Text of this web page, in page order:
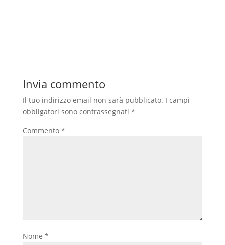
Invia commento
Il tuo indirizzo email non sarà pubblicato. I campi
obbligatori sono contrassegnati *
Commento *
Nome *